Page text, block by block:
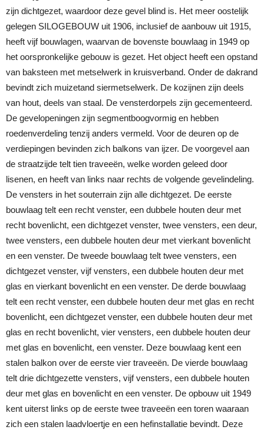
zijn dichtgezet, waardoor deze gevel blind is. Het meer oostelijk
gelegen SILOGEBOUW uit 1906, inclusief de aanbouw uit 1915,
heeft vijf bouwlagen, waarvan de bovenste bouwlaag in 1949 op
het oorspronkelijke gebouw is gezet. Het object heeft een opstand
van baksteen met metselwerk in kruisverband. Onder de dakrand
bevindt zich muizetand siermetselwerk. De kozijnen zijn deels
van hout, deels van staal. De vensterdorpels zijn gecementeerd.
De gevelopeningen zijn segmentboogvormig en hebben
roedenverdeling tenzij anders vermeld. Voor de deuren op de
verdiepingen bevinden zich balkons van ijzer. De voorgevel aan
de straatzijde telt tien traveeën, welke worden geleed door
lisenen, en heeft van links naar rechts de volgende gevelindeling.
De vensters in het souterrain zijn alle dichtgezet. De eerste
bouwlaag telt een recht venster, een dubbele houten deur met
recht bovenlicht, een dichtgezet venster, twee vensters, een deur,
twee vensters, een dubbele houten deur met vierkant bovenlicht
en een venster. De tweede bouwlaag telt twee vensters, een
dichtgezet venster, vijf vensters, een dubbele houten deur met
glas en vierkant bovenlicht en een venster. De derde bouwlaag
telt een recht venster, een dubbele houten deur met glas en recht
bovenlicht, een dichtgezet venster, een dubbele houten deur met
glas en recht bovenlicht, vier vensters, een dubbele houten deur
met glas en bovenlicht, een venster. Deze bouwlaag kent een
stalen balkon over de eerste vier traveeën. De vierde bouwlaag
telt drie dichtgezette vensters, vijf vensters, een dubbele houten
deur met glas en bovenlicht en een venster. De opbouw uit 1949
kent uiterst links op de eerste twee traveeën een toren waaraan
zich een stalen laadvloertje en een hefinstallatie bevindt. Deze